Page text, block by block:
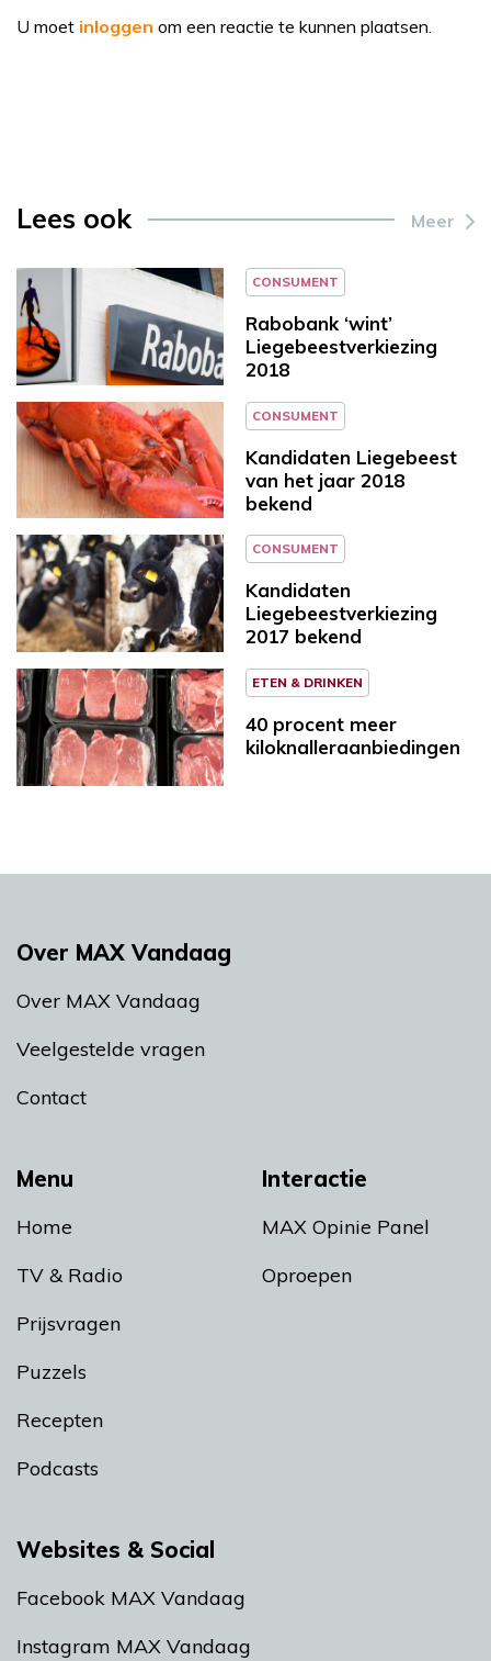
U moet inloggen om een reactie te kunnen plaatsen.
Lees ook Meer
CONSUMENT
Rabobank ‘wint’
Liegebeestverkiezing
2018
CONSUMENT
Kandidaten Liegebeest
van het jaar 2018
bekend
CONSUMENT
Kandidaten
Liegebeestverkiezing
2017 bekend
ETEN & DRINKEN
40 procent meer
kiloknalleraanbiedingen
Menu
Home
TV & Radio
Prijsvragen
Puzzels
Recepten
Podcasts
Interactie
MAX Opinie Panel
Oproepen
Over MAX Vandaag
Over MAX Vandaag
Veelgestelde vragen
Contact
Websites & Social
Facebook MAX Vandaag
Instagram MAX Vandaag